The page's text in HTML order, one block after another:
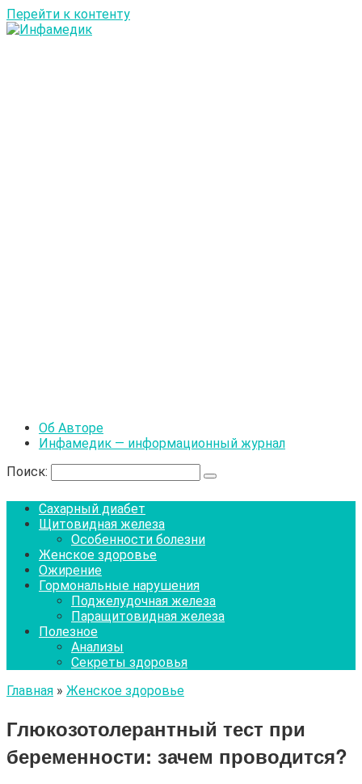
Перейти к контенту
Об Авторе
Инфамедик — информационный журнал
Поиск:
Сахарный диабет
Щитовидная железа
Особенности болезни
Женское здоровье
Ожирение
Гормональные нарушения
Поджелудочная железа
Паращитовидная железа
Полезное
Анализы
Секреты здоровья
Главная » Женское здоровье
Глюкозотолерантный тест при
беременности: зачем проводится?